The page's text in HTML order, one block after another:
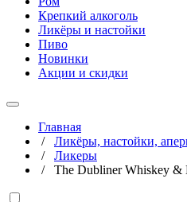
Крепкий алкоголь
Ликёры и настойки
Пиво
Новинки
Акции и скидки
Главная
/ Ликёры, настойки,
/ Ликеры
/ The Dubliner Whiskey &